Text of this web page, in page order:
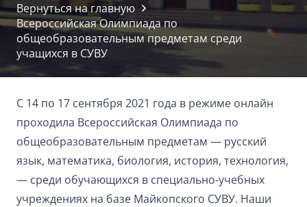
Вернуться на главную
Всероссийская Олимпиада по
общеобразовательным предметам среди
учащихся в СУВУ
С 14 по 17 сентября 2021 года в режиме онлайн
проходила Всероссийская Олимпиада по
общеобразовательным предметам — русский
язык, математика, биология, история, технология,
— среди обучающихся в специально-учебных
учреждениях на базе Майкопского СУВУ. Наши